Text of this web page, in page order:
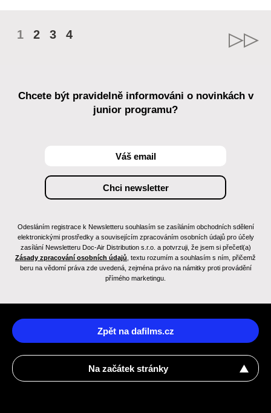
1 2 3 4
Chcete být pravidelně informováni o novinkách v
junior programu?
Odesláním registrace k Newsletteru souhlasím se zasíláním obchodních sdělení
elektronickými prostředky a souvisejícím zpracováním osobních údajů pro účely
zasílání Newsletteru Doc-Air Distribution s.r.o. a potvrzuji, že jsem si přečetl(a)
Zásady zpracování osobních údajů , textu rozumím a souhlasím s ním, přičemž
beru na vědomí práva zde uvedená, zejména právo na námitky proti provádění
přímého marketingu.
Zpět na dafilms.cz
Na začátek stránky